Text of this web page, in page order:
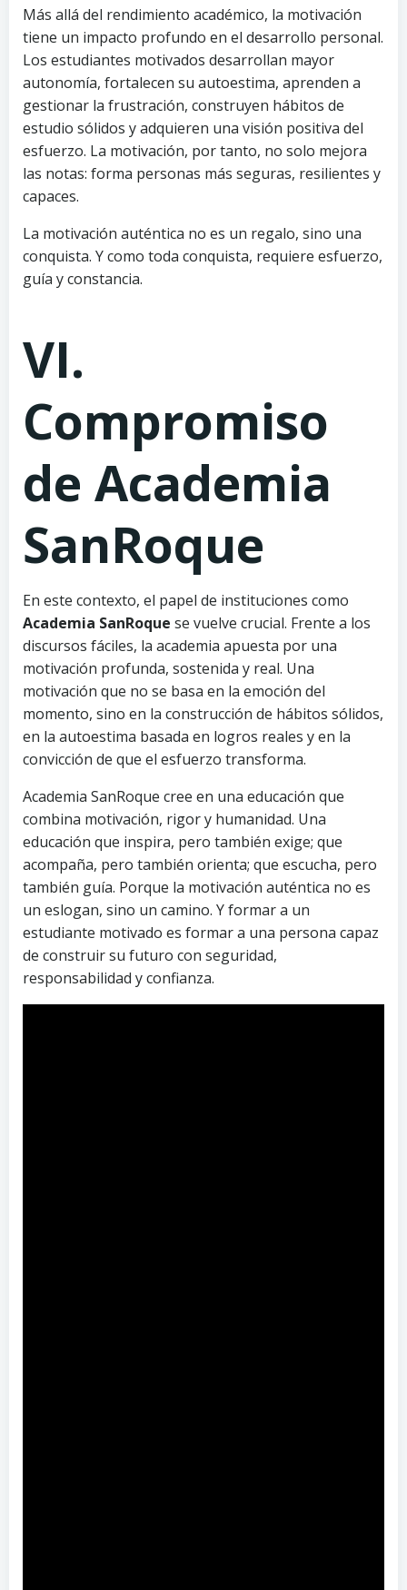
Más allá del rendimiento académico, la motivación
tiene un impacto profundo en el desarrollo personal.
Los estudiantes motivados desarrollan mayor
autonomía, fortalecen su autoestima, aprenden a
gestionar la frustración, construyen hábitos de
estudio sólidos y adquieren una visión positiva del
esfuerzo. La motivación, por tanto, no solo mejora
las notas: forma personas más seguras, resilientes y
capaces.
La motivación auténtica no es un regalo, sino una
conquista. Y como toda conquista, requiere esfuerzo,
guía y constancia.
VI.
Compromiso
de Academia
SanRoque
En este contexto, el papel de instituciones como
Academia SanRoque se vuelve crucial. Frente a los
discursos fáciles, la academia apuesta por una
motivación profunda, sostenida y real. Una
motivación que no se basa en la emoción del
momento, sino en la construcción de hábitos sólidos,
en la autoestima basada en logros reales y en la
convicción de que el esfuerzo transforma.
Academia SanRoque cree en una educación que
combina motivación, rigor y humanidad. Una
educación que inspira, pero también exige; que
acompaña, pero también orienta; que escucha, pero
también guía. Porque la motivación auténtica no es
un eslogan, sino un camino. Y formar a un
estudiante motivado es formar a una persona capaz
de construir su futuro con seguridad,
responsabilidad y confianza.